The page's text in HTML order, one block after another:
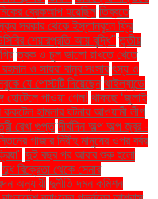
ব্রেকআপ হয়েছিল তিব্বতে
সরকার থেকে ইস্তানবুলে ফ্রি
শেয়ারপ্রতি আয় বৃদ্ধি" তৃতীয়
ত্বক ও চুল ভালো রাখতে খেতে
ও সায়রা বানুর সংসার ৎস্য ও
যে পোস্টটি দিয়েছেন থাইল্যান্ডে
হোটেলে পাওয়া গেল! থাকছে ‘জুলাই
ককটেল হামলার ঘটনায় আওয়ামী লীগ
রেখা গুপ্ত দীর্ঘদিন অল্প অল্প জ্বর -
গাজার নিরীহ মানুষের ওপর বর্বর
দুই বছর পর আবার শুরু হলো
দুধ বিক্রেতা থেকে সেনার
অনুযায়ী দুর্নীতি দমন কমিশন